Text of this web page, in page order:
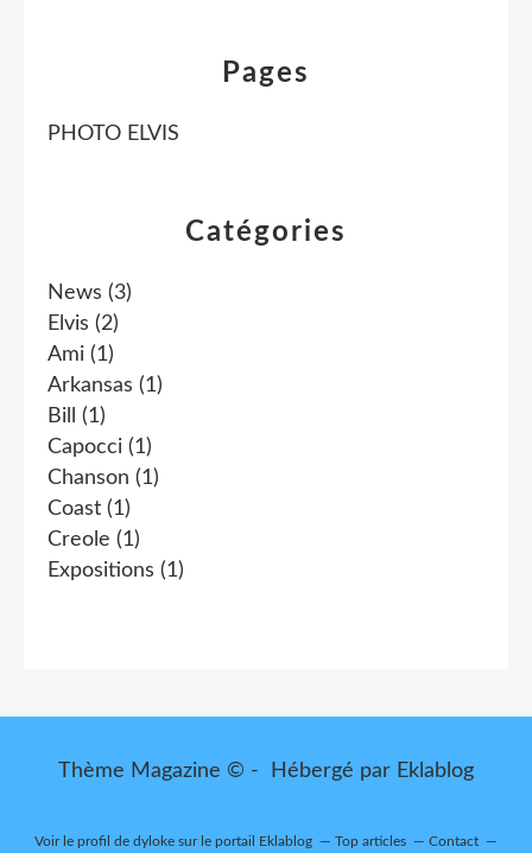
Catégories
News (3)
Elvis (2)
Ami (1)
Arkansas (1)
Bill
(1)
Capocci (1)
Chanson (1)
Coast (1)
Creole (1)
Expositions (1)
Pages
PHOTO ELVIS
Thème Magazine © - Hébergé par Eklablog
Voir le profil de dyloke sur le portail Eklablog Top articles Contact